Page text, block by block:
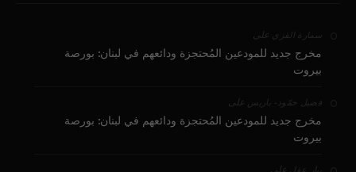
سمارة القزي على
مخرج جديد للمودعين المُحتجزة ودائعهم في لبنان: بورصة
بيروت
فضيل حمّود - باريس على
مخرج جديد للمودعين المُحتجزة ودائعهم في لبنان: بورصة
بيروت
بيار عقل على